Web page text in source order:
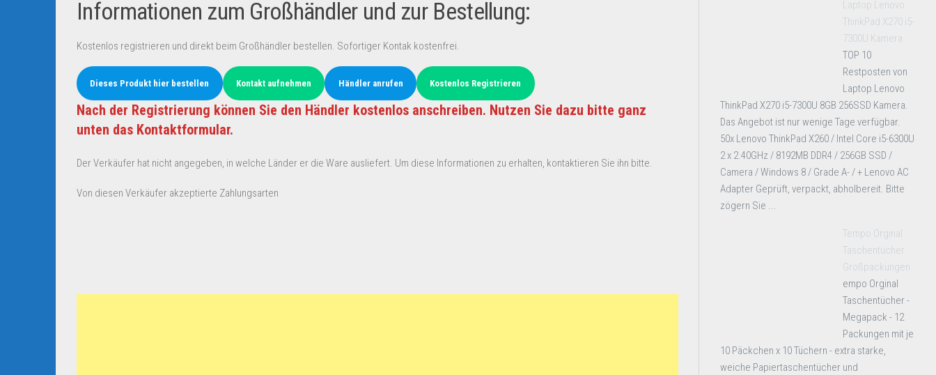
Informationen zum Großhändler und zur Bestellung:
Kostenlos registrieren und direkt beim Großhändler bestellen. Sofortiger Kontak kostenfrei.
Dieses Produkt hier bestellen Kontakt aufnehmen Händler anrufen Kostenlos Registrieren
Nach der Registrierung können Sie den Händler kostenlos anschreiben. Nutzen Sie dazu bitte ganz
unten das Kontaktformular.
Der Verkäufer hat nicht angegeben, in welche Länder er die Ware ausliefert. Um diese Informationen zu erhalten, kontaktieren Sie ihn bitte.
Von diesen Verkäufer akzeptierte Zahlungsarten
Laptop Lenovo
ThinkPad X270 i5-
7300U Kamera
TOP 10
Restposten von
Laptop Lenovo
ThinkPad X270 i5-7300U 8GB 256SSD Kamera.
Das Angebot ist nur wenige Tage verfügbar.
50x Lenovo ThinkPad X260 / Intel Core i5-6300U
2 x 2.40GHz / 8192MB DDR4 / 256GB SSD /
Camera / Windows 8 / Grade A- / + Lenovo AC
Adapter Geprüft, verpackt, abholbereit. Bitte
zögern Sie ...
Tempo Orginal
Taschentücher
Großpackungen
empo Orginal
Taschentücher -
Megapack - 12
Packungen mit je
10 Päckchen x 10 Tüchern - extra starke,
weiche Papiertaschentücher und